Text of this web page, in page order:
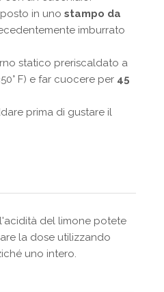
in unostampo da
imburrato
statico preriscaldato a
F) e far cuocere per 45
prima di gustare il
del limone potete
la dose utilizzando
uno intero.